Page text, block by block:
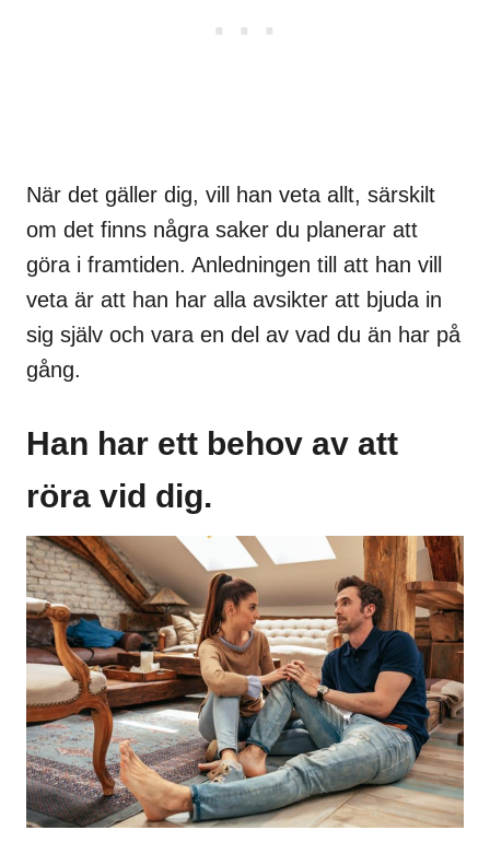
När det gäller dig, vill han veta allt, särskilt
om det finns några saker du planerar att
göra i framtiden. Anledningen till att han vill
veta är att han har alla avsikter att bjuda in
sig själv och vara en del av vad du än har på
gång.
Han har ett behov av att
röra vid dig.